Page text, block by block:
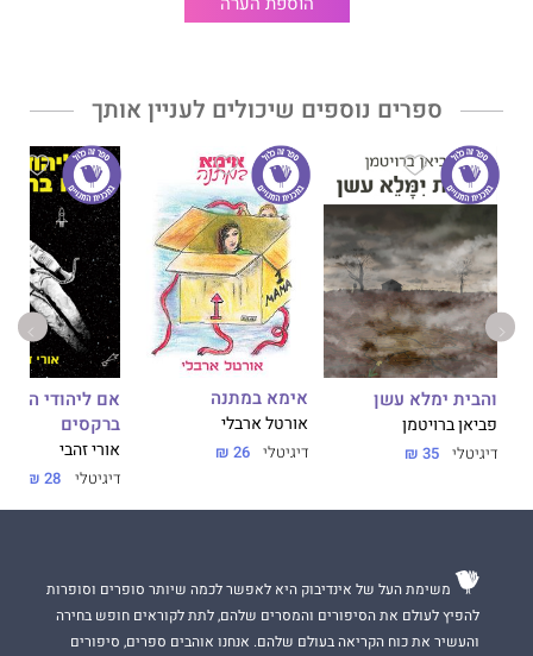
ספרים נוספים שיכולים לעניין אותך
והבית ימלא עשן
פביאן ברויטמן
דיגיטלי 35 ₪
אימא במתנה
אורטל ארבלי
דיגיטלי 26 ₪
אם ליהודי
ברקסים
אורי זהבי
דיגיטלי 28 ₪
משימת העל של אינדיבוק היא לאפשר לכמה שיותר סופרים וסופרות
להפיץ לעולם את הסיפורים והמסרים שלהם, לתת לקוראים חופש בחירה
והעשיר את כוח הקריאה בעולם שלהם. אנחנו אוהבים ספרים, סיפורים